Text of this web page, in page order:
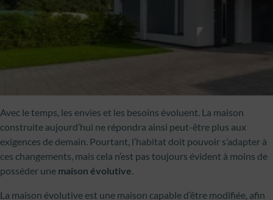
Avec le temps, les envies et les besoins évoluent. La maison
construite aujourd’hui ne répondra ainsi peut-être plus aux
exigences de demain. Pourtant, l’habitat doit pouvoir s’adapter à
ces changements, mais cela n’est pas toujours évident à moins de
posséder une maison évolutive.
La maison évolutive est une maison capable d’être modifiée, afin